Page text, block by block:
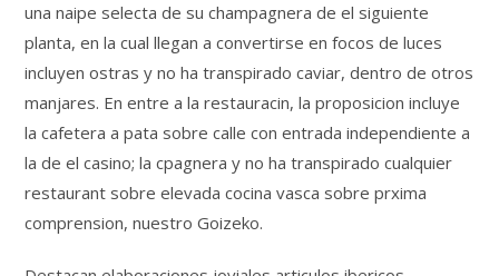
una naipe selecta de su champagnera de el siguiente
planta, en la cual llegan a convertirse en focos de luces
incluyen ostras y no ha transpirado caviar, dentro de otros
manjares. En entre a la restauracin, la proposicion incluye
la cafetera a pata sobre calle con entrada independiente a
la de el casino; la cpagnera y no ha transpirado cualquier
restaurant sobre elevada cocina vasca sobre prxima
comprension, nuestro Goizeko.